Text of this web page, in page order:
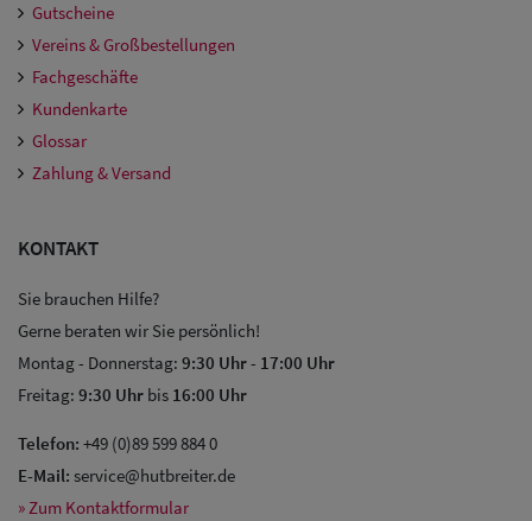
Sale: Caps
Gutscheine
Vereins & Großbestellungen
Fachgeschäfte
Kundenkarte
Glossar
Zahlung & Versand
KONTAKT
Sie brauchen Hilfe?
Gerne beraten wir Sie persönlich!
Montag - Donnerstag: 9:30 Uhr- 17:00 Uhr
Freitag: 9:30 Uhr bis 16:00 Uhr
Telefon: +49 (0)89 599 884 0
E-Mail: service@hutbreiter.de
» Zum Kontaktformular